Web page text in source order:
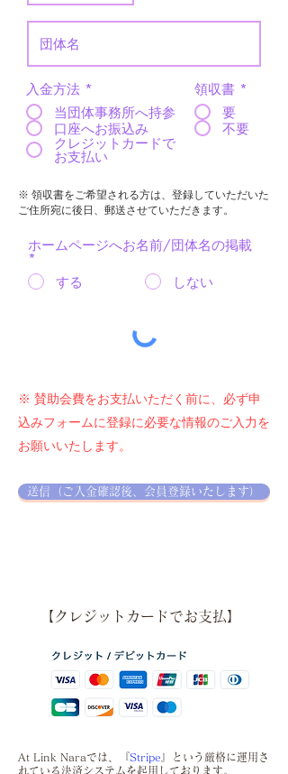
入金方法 *
当団体事務所へ持参
口座へお振込み
クレジットカードで
お支払い
領収書 *
要
不要
※ 領収書をご希望される方は、登録していただいた
ご住所宛に後日、郵送させていただきます。
ホームページへお名前/団体名の掲載
*
する
しない
※ 賛助会費をお支払いただく前に、必ず申
込みフォームに登録に必要な情報のご入力を
お願いいたします。
送信（ご入金確認後、会員登録いたします）
【クレジットカードでお支払】
At Link Naraでは、『Stripe 』という厳格に運用さ
れている決済システムを起用しております。